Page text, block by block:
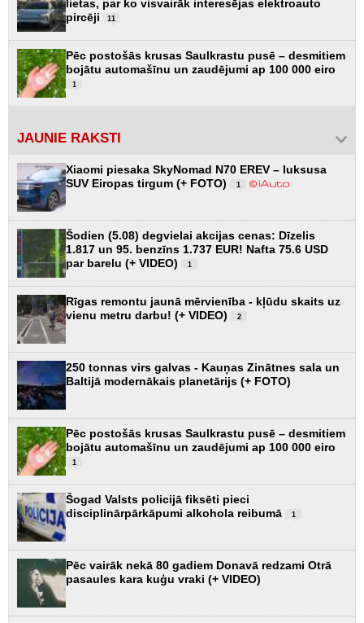
lietas, par ko visvairāk interesējas elektroauto
pircēji
11
Pēc postošās krusas Saulkrastu pusē – desmitiem
bojātu automašīnu un zaudējumi ap 100 000 eiro
1
JAUNIE RAKSTI
Xiaomi piesaka SkyNomad N70 EREV – luksusa
SUV Eiropas tirgum (+ FOTO)
1
Šodien (5.08) degvielai akcijas cenas: Dīzelis
1.817 un 95. benzīns 1.737 EUR! Nafta 75.6 USD
par barelu (+ VIDEO)
1
Rīgas remontu jaunā mērvienība - kļūdu skaits uz
vienu metru darbu! (+ VIDEO)
2
250 tonnas virs galvas - Kauņas Zinātnes sala un
Baltijā modernākais planetārijs (+ FOTO)
Pēc postošās krusas Saulkrastu pusē – desmitiem
bojātu automašīnu un zaudējumi ap 100 000 eiro
1
Šogad Valsts policijā fiksēti pieci
disciplinārpārkāpumi alkohola reibumā
1
Pēc vairāk nekā 80 gadiem Donavā redzami Otrā
pasaules kara kuģu vraki (+ VIDEO)